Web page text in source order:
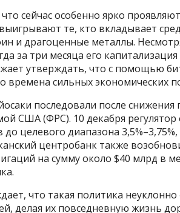
сейчас особенно ярко
те, кто вкладывает
и драгоценные металлы.
за три месяца его
утверждать, что c помощью
времена сильных экономических
последовали после
США (ФРС). 10 декабря регулятор
до целевого диапазона
центробанк также
на сумму около $40 млрд в
что такая политика
делая их повседневную жизнь